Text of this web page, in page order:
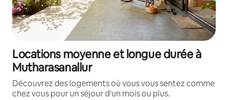
Locations moyenne et longue durée à
Mutharasanallur
Découvrez des logements où vous vous sentez comme
chez vous pour un séjour d'un mois ou plus.